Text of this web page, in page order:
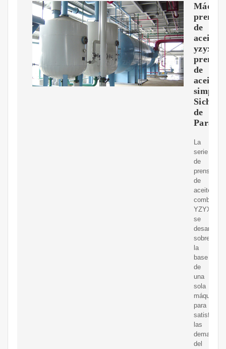
de
aceite
prensa
de
aceite
simple
de
La
serie
de
prensas
de
aceite
se
desarrolla
sobre
la
base
de
una
sola
máquina
para
satisfacer
las
demandas
del